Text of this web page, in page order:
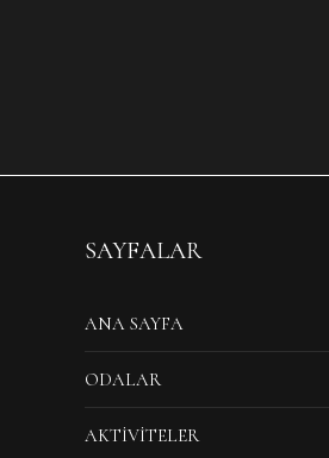
SAYFALAR
ANA SAYFA
ODALAR
AKTIVITELER